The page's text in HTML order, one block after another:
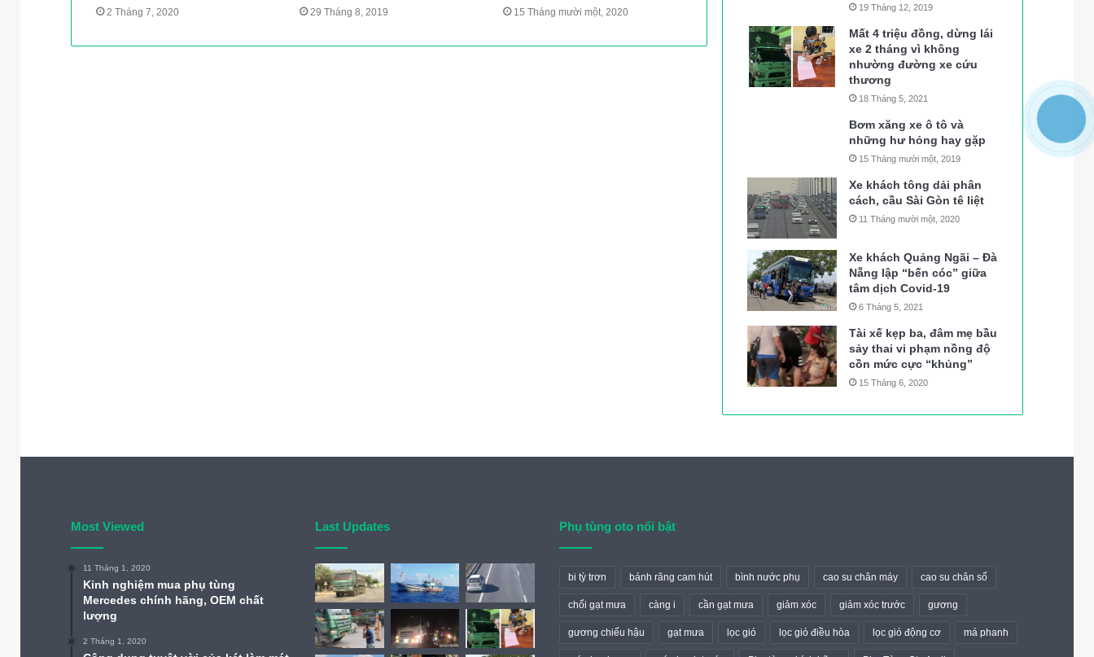
2 Tháng 7, 2020 29 Tháng 8, 2019 15 Tháng mười một, 2020 19 Tháng 12, 2019
Mất 4 triệu đồng, dừng lái
xe 2 tháng vì không
nhường đường xe cứu
thương
18 Tháng 5, 2021
Bơm xăng xe ô tô và
những hư hỏng hay gặp
15 Tháng mười một, 2019
Xe khách tông dải phân
cách, cầu Sài Gòn tê liệt
11 Tháng mười một, 2020
Xe khách Quảng Ngãi – Đà
Nẵng lập “bến cóc” giữa
tâm dịch Covid-19
6 Tháng 5, 2021
Tài xế kẹp ba, đâm mẹ bầu
sảy thai vi phạm nồng độ
cồn mức cực “khủng”
15 Tháng 6, 2020
Most Viewed
11 Tháng 1, 2020
Kinh nghiệm mua phụ tùng
Mercedes chính hãng, OEM chất
lượng
2 Tháng 1, 2020
Last Updates Phụ tùng oto nổi bật
bi tỳ trơn bánh răng cam hút bình nước phụ cao su chân máy cao su chân số
chổi gạt mưa càng i cần gạt mưa giảm xóc giảm xóc trước gương
gương chiếu hậu gạt mưa lọc gió lọc gió điều hòa lọc gió động cơ má phanh